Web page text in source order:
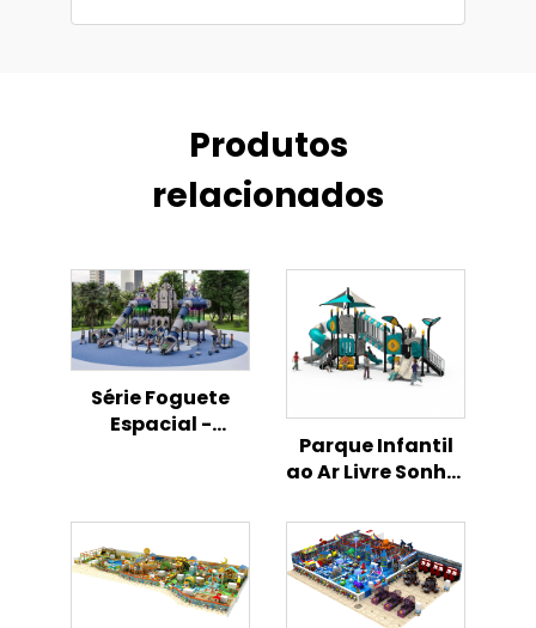
Produtos
relacionados
Série Foguete
Espacial -
Parque Infantil
ao Ar Livre Sonho,
Escorrega
Combinado
Tudo em Um